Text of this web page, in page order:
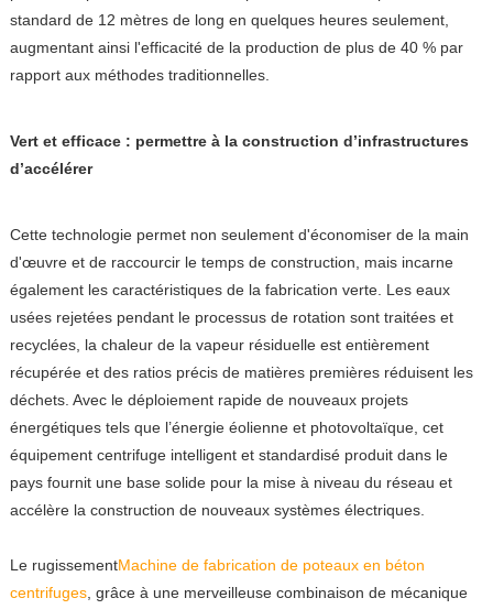
standard de 12 mètres de long en quelques heures seulement,
augmentant ainsi l'efficacité de la production de plus de 40 % par
rapport aux méthodes traditionnelles.
Vert et efficace : permettre à la construction d’infrastructures
d’accélérer
Cette technologie permet non seulement d'économiser de la main
d'œuvre et de raccourcir le temps de construction, mais incarne
également les caractéristiques de la fabrication verte. Les eaux
usées rejetées pendant le processus de rotation sont traitées et
recyclées, la chaleur de la vapeur résiduelle est entièrement
récupérée et des ratios précis de matières premières réduisent les
déchets. Avec le déploiement rapide de nouveaux projets
énergétiques tels que l’énergie éolienne et photovoltaïque, cet
équipement centrifuge intelligent et standardisé produit dans le
pays fournit une base solide pour la mise à niveau du réseau et
accélère la construction de nouveaux systèmes électriques.
Le rugissementMachine de fabrication de poteaux en béton
centrifuges, grâce à une merveilleuse combinaison de mécanique